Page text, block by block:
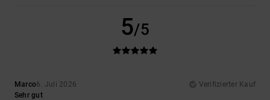
5/5
Marco6. Juli 2026
Verifizierter Kauf
Sehr gut